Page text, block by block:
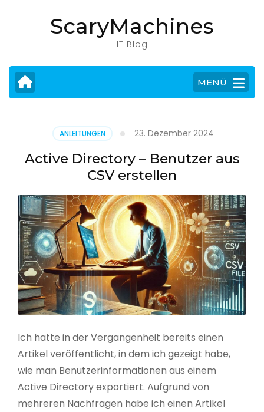
drücken)
ScaryMachines
IT Blog
MENÜ
ANLEITUNGEN 23. Dezember 2024
Active Directory – Benutzer aus
CSV erstellen
Ich hatte in der Vergangenheit bereits einen
Artikel veröffentlicht, in dem ich gezeigt habe,
wie man Benutzerinformationen aus einem
Active Directory exportiert. Aufgrund von
mehreren Nachfragen habe ich einen Artikel